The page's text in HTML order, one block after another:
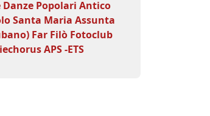
Danze Popolari Antico
Santa Maria Assunta
Far Filò Fotoclub
APS -ETS